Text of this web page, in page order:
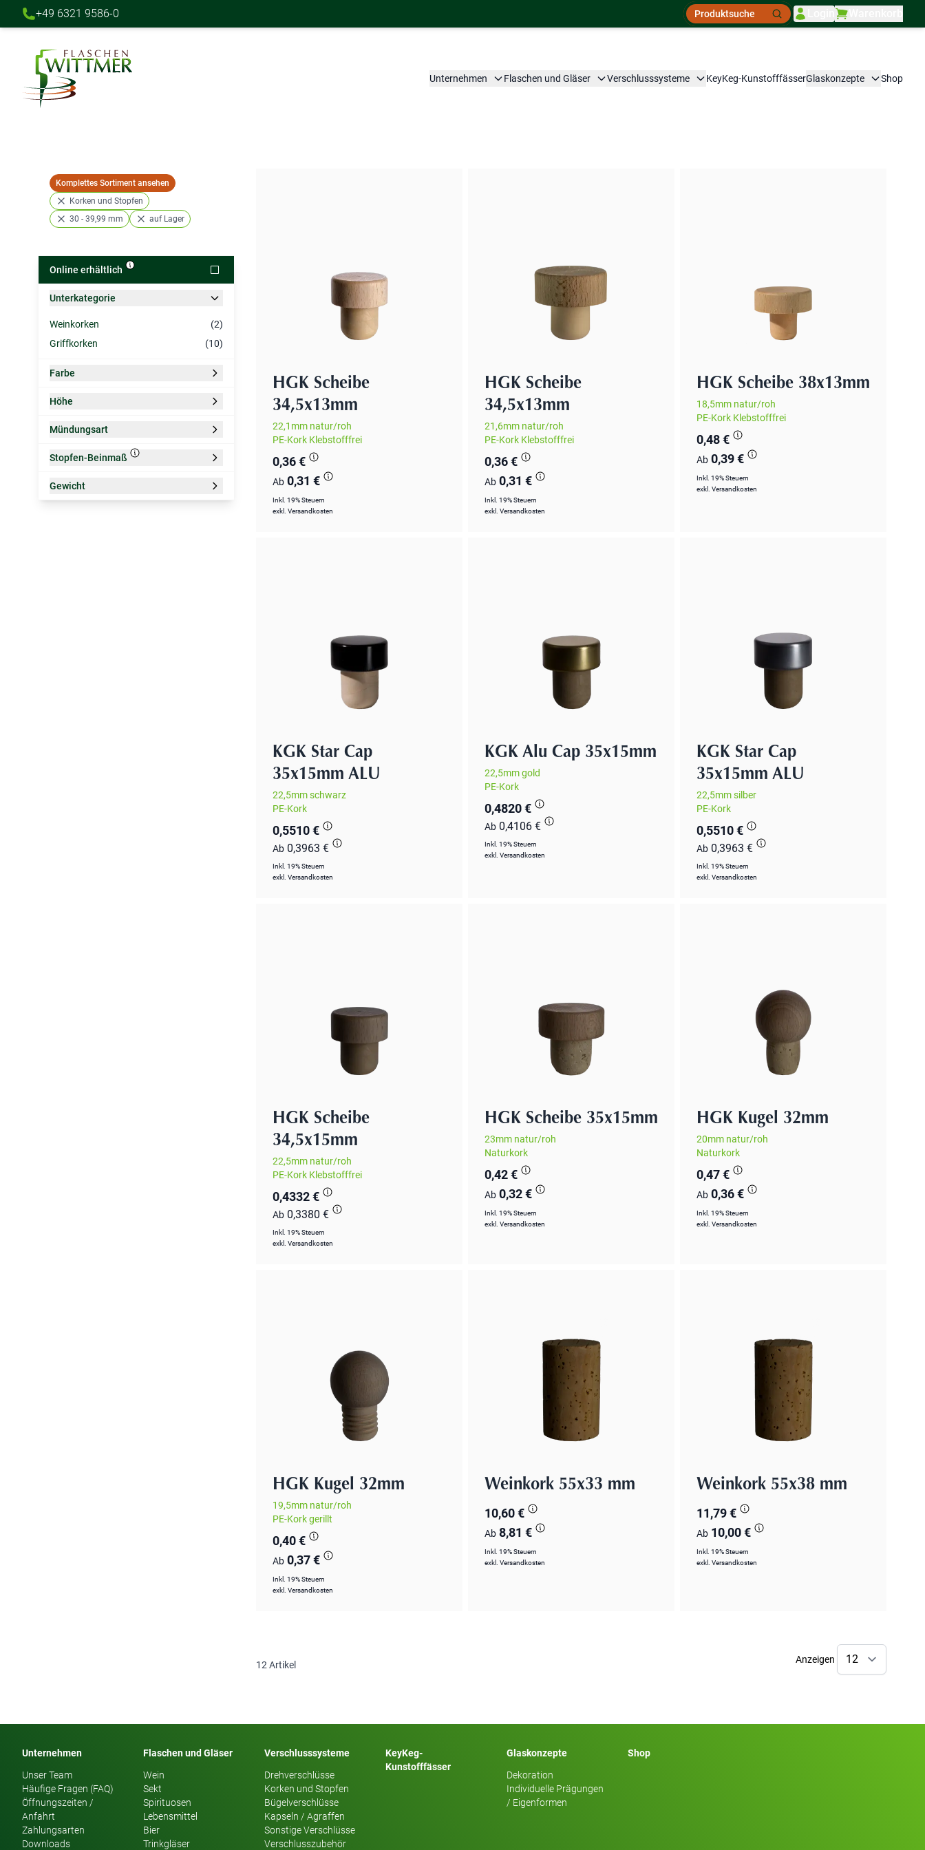
+49 6321 9586-0
Suche
Unternehmen Flaschen und Gläser Verschlusssysteme KeyKeg-KunstofffässerGlaskonzepte Shop
Komplettes Sortiment ansehen
Korken und Stopfen
30 - 39,99 mm
auf Lager
Online erhältlich
Zur Produktliste springen
Unterkategorie
Weinkorken
(2)
Griffkorken
(10)
Farbe
Höhe
Mündungsart
Stopfen-Beinmaß Filter
Gewicht
Filter
HGK Scheibe
34,5x13mm
22,1mm natur/roh
PE-Kork Klebstofffrei
0,36 €
Ab 0,31 €
Inkl. 19% Steuern
exkl. Versandkosten
HGK Scheibe
34,5x13mm
21,6mm natur/roh
PE-Kork Klebstofffrei
0,36 €
Ab 0,31 €
Inkl. 19% Steuern
exkl. Versandkosten
HGK Scheibe 38x13mm
18,5mm natur/roh
PE-Kork Klebstofffrei
0,48 €
Ab 0,39 €
Inkl. 19% Steuern
exkl. Versandkosten
KGK Star Cap
35x15mm ALU
22,5mm schwarz
PE-Kork
0,5510 €
Ab 0,3963 €
Inkl. 19% Steuern
exkl. Versandkosten
KGK Alu Cap 35x15mm
22,5mm gold
PE-Kork
0,4820 €
Ab 0,4106 €
Inkl. 19% Steuern
exkl. Versandkosten
KGK Star Cap
35x15mm ALU
22,5mm silber
PE-Kork
0,5510 €
Ab 0,3963 €
Inkl. 19% Steuern
exkl. Versandkosten
HGK Scheibe
34,5x15mm
22,5mm natur/roh
PE-Kork Klebstofffrei
0,4332 €
Ab 0,3380 €
Inkl. 19% Steuern
exkl. Versandkosten
HGK Scheibe 35x15mm
23mm natur/roh
Naturkork
0,42 €
Ab 0,32 €
Inkl. 19% Steuern
exkl. Versandkosten
HGK Kugel 32mm
20mm natur/roh
Naturkork
0,47 €
Ab 0,36 €
Inkl. 19% Steuern
exkl. Versandkosten
HGK Kugel 32mm
19,5mm natur/roh
PE-Kork gerillt
0,40 €
Ab 0,37 €
Inkl. 19% Steuern
exkl. Versandkosten
Weinkork 55x33 mm
10,60 €
Ab 8,81 €
Inkl. 19% Steuern
exkl. Versandkosten
Weinkork 55x38 mm
11,79 €
Ab 10,00 €
Inkl. 19% Steuern
exkl. Versandkosten
12 Artikel Anzeigen
Unternehmen
Unser Team
Häufige Fragen (FAQ)
Öffnungszeiten /
Anfahrt
Zahlungsarten
Downloads
Flaschen und Gläser
Wein
Sekt
Spirituosen
Lebensmittel
Bier
Trinkgläser
Verschlusssysteme
Drehverschlüsse
Korken und Stopfen
Bügelverschlüsse
Kapseln / Agraffen
Sonstige Verschlüsse
Verschlusszubehör
KeyKeg-
Kunstofffässer
Glaskonzepte
Dekoration
Individuelle Prägungen
/ Eigenformen
Shop